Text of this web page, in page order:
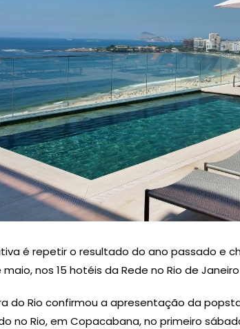
é repetir o resultado do ano passado e
nos 15 hotéis da Rede no Rio de Janeiro
do Rio confirmou a apresentação da
no Rio, em Copacabana, no primeiro